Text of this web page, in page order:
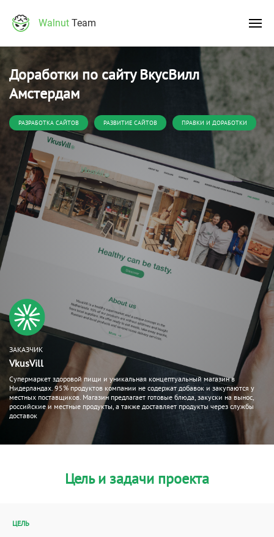
Walnut Team
Доработки по сайту ВкусВилл
Амстердам
РАЗРАБОТКА САЙТОВ РАЗВИТИЕ САЙТОВ ПРАВКИ И ДОРАБОТКИ
ЗАКАЗЧИК
VkusVill
Супермаркет здоровой пищи и уникальная концептуальный магазин в
Нидерландах. 95% продуктов компании не содержат добавок и закупаются у
местных поставщиков. Магазин предлагает готовые блюда, закуски на вынос,
российские и местные продукты, а также доставляет продукты через службы
доставок
Цель и задачи проекта
ЦЕЛЬ